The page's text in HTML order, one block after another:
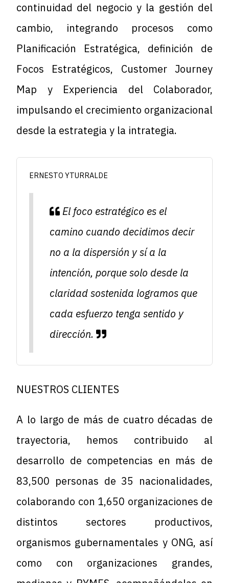
continuidad del negocio y la gestión del
cambio, integrando procesos como
Planificación Estratégica, definición de
Focos Estratégicos, Customer Journey
Map y Experiencia del Colaborador,
impulsando el crecimiento organizacional
desde la estrategia y la intrategia.
ERNESTO YTURRALDE
El foco estratégico es el
camino cuando decidimos decir
no a la dispersión y sí a la
intención, porque solo desde la
claridad sostenida logramos que
cada esfuerzo tenga sentido y
dirección.
NUESTROS CLIENTES
A lo largo de más de cuatro décadas de
trayectoria, hemos contribuido al
desarrollo de competencias en más de
83,500 personas de 35 nacionalidades,
colaborando con 1,650 organizaciones de
distintos sectores productivos,
organismos gubernamentales y ONG, así
como con organizaciones grandes,